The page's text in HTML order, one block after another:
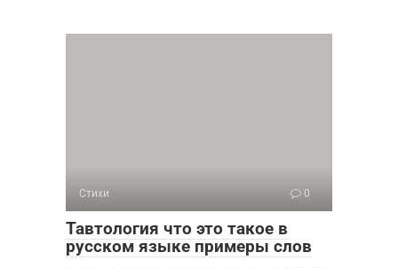
Стихи 0
Тавтология что это такое в
русском языке примеры слов